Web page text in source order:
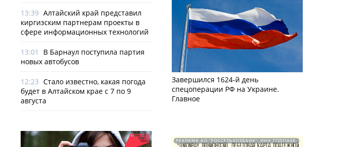
13:39 Алтайский край представил
киргизским партнерам проекты в
сфере информационных технологий
13:01
В Барнаул поступила партия
новых автобусов
12:23 Стало известно, какая погода
будет в Алтайском крае с 7 по 9
августа
Завершился 1624-й день
спецоперации РФ на Украине.
Главное
РЕКЛАМА АО "РОССЕЛЬХОЗБАНК". ИНН 772511448.